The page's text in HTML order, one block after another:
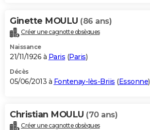
Ginette MOULU (86 ans)
Créer une cagnotte obsèques
Naissance
21/11/1926 à Paris (Paris)
Décès
05/06/2013 à Fontenay-lès-Briis (Essonne)
Christian MOULU (70 ans)
Créer une cagnotte obsèques